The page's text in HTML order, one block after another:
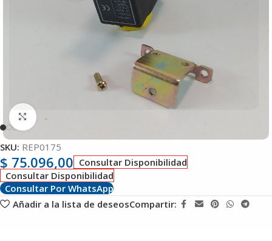
Clic para ampliar
SKU: REP0175
$ 75.096,00 Consultar Disponibilidad
Consultar Disponibilidad
Consultar Por WhatsApp
Añadir a la lista de deseosCompartir: